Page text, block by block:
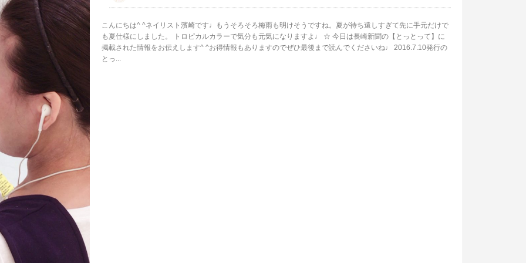
こんにちは^ ^ネイリスト濱崎です♩もうそろそろ梅雨も明けそうですね。夏が待ち遠しすぎて先に手元だけで
も夏仕様にしました。 トロピカルカラーで気分も元気になりますよ♩ ☆ 今日は長崎新聞の【とっとって】に
掲載された情報をお伝えします^ ^お得情報もありますのでぜひ最後まで読んでくださいね♩ 2016.7.10発行の
とっ...